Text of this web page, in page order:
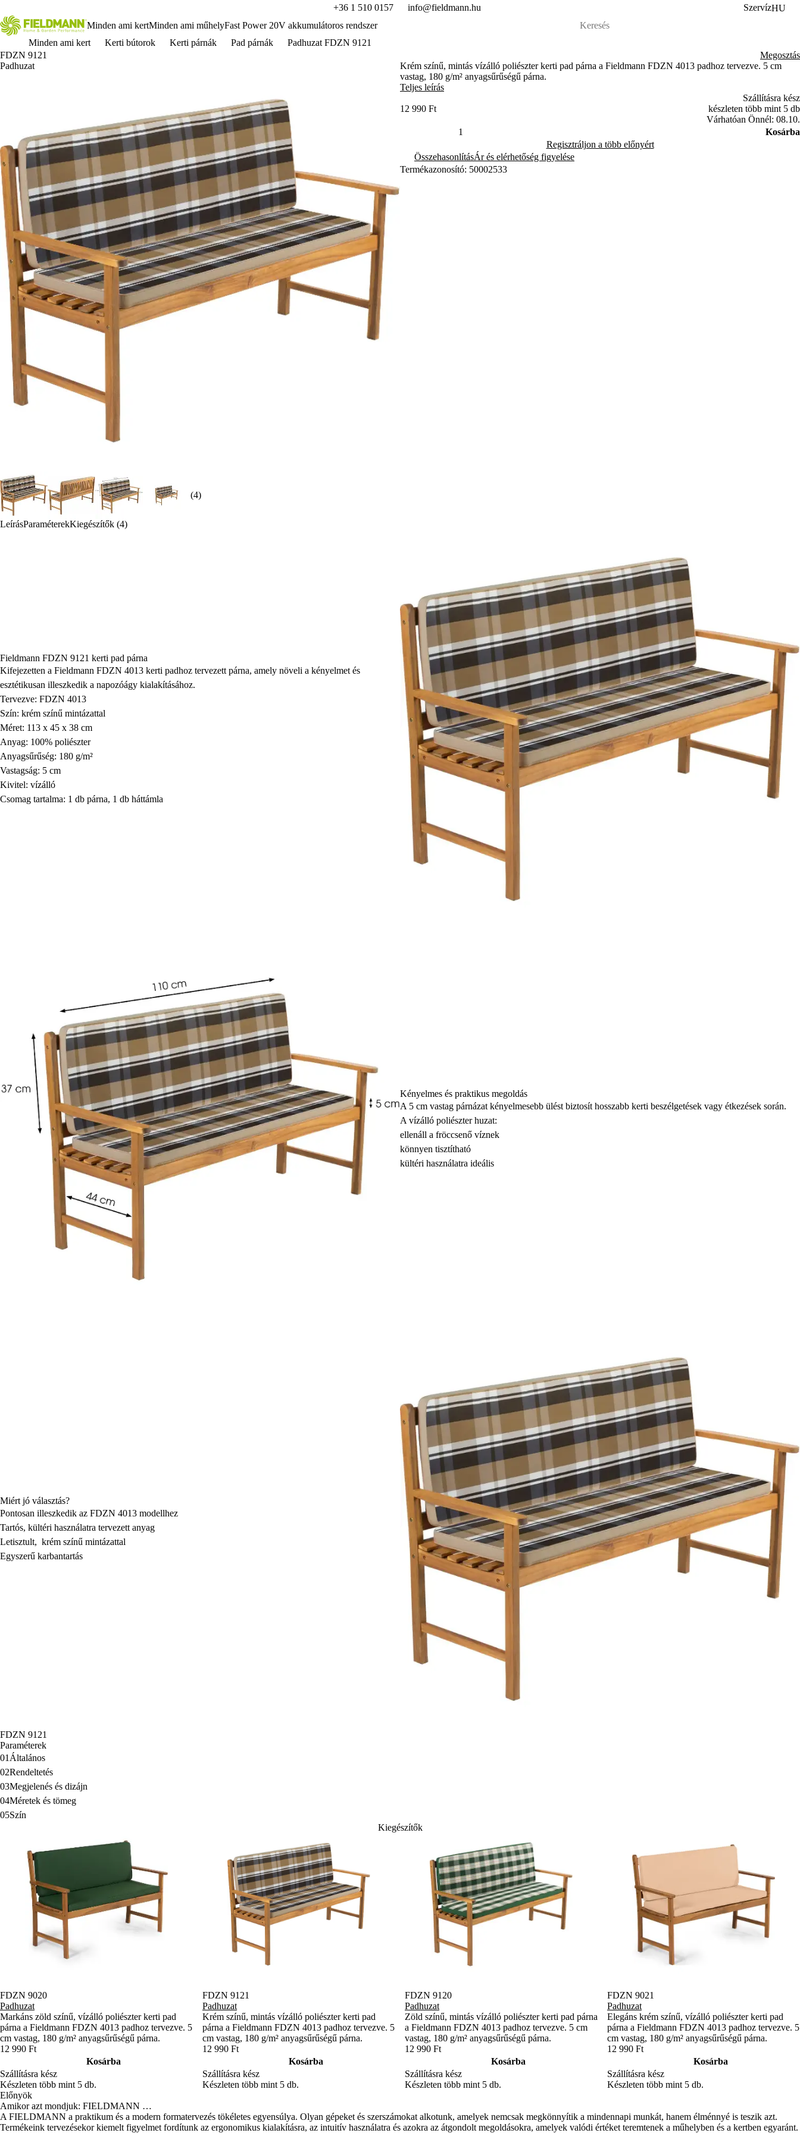
+36 1 510 0157 info@fieldmann.hu SzervízHU
Minden ami kertMinden ami műhelyFast Power 20V akkumulátoros rendszer
Minden ami kert
Kerti bútorok Kerti párnák Pad párnák
Padhuzat FDZN 9121
FDZN 9121
Padhuzat
(4)
Megosztás
Krém színű, mintás vízálló poliészter kerti pad párna a Fieldmann FDZN 4013 padhoz tervezve. 5 cm
vastag, 180 g/m² anyagsűrűségű párna.
Teljes leírás
12 990 Ft
Szállításra kész
készleten több mint 5 db
Várhatóan Önnél: 08.10.
Kosárba
Regisztráljon a több előnyért
ÖsszehasonlításÁr és elérhetőség figyelése
Termékazonosító: 50002533
LeírásParaméterekKiegészítők (4)
Fieldmann FDZN 9121 kerti pad párna
Kifejezetten a Fieldmann FDZN 4013 kerti padhoz tervezett párna, amely növeli a kényelmet és
esztétikusan illeszkedik a napozóágy kialakításához.
Tervezve: FDZN 4013
Szín: krém színű mintázattal
Méret: 113 x 45 x 38 cm
Anyag: 100% poliészter
Anyagsűrűség: 180 g/m²
Vastagság: 5 cm
Kivitel: vízálló
Csomag tartalma: 1 db párna, 1 db háttámla
Kényelmes és praktikus megoldás
A 5 cm vastag párnázat kényelmesebb ülést biztosít hosszabb kerti beszélgetések vagy étkezések során.
A vízálló poliészter huzat:
ellenáll a fröccsenő víznek
könnyen tisztítható
kültéri használatra ideális
Miért jó választás?
Pontosan illeszkedik az FDZN 4013 modellhez
Tartós, kültéri használatra tervezett anyag
Letisztult, krém színű mintázattal
Egyszerű karbantartás
FDZN 9121
Paraméterek
01 Általános
02Rendeltetés
03Megjelenés és dizájn
04Méretek és tömeg
05Szín
Kiegészítők
FDZN 9020
Padhuzat
Markáns zöld színű, vízálló poliészter kerti pad
párna a Fieldmann FDZN 4013 padhoz tervezve. 5
cm vastag, 180 g/m² anyagsűrűségű párna.
12 990 Ft
Kosárba
Szállításra kész
Készleten több mint 5 db.
FDZN 9121
Padhuzat
Krém színű, mintás vízálló poliészter kerti pad
párna a Fieldmann FDZN 4013 padhoz tervezve. 5
cm vastag, 180 g/m² anyagsűrűségű párna.
12 990 Ft
Kosárba
Szállításra kész
Készleten több mint 5 db.
FDZN 9120
Padhuzat
Zöld színű, mintás vízálló poliészter kerti pad párna
a Fieldmann FDZN 4013 padhoz tervezve. 5 cm
vastag, 180 g/m² anyagsűrűségű párna.
12 990 Ft
Kosárba
Szállításra kész
Készleten több mint 5 db.
FDZN 9021
Padhuzat
Elegáns krém színű, vízálló poliészter kerti pad
párna a Fieldmann FDZN 4013 padhoz tervezve. 5
cm vastag, 180 g/m² anyagsűrűségű párna.
12 990 Ft
Kosárba
Szállításra kész
Készleten több mint 5 db.
Előnyök
Amikor azt mondjuk: FIELDMANN …
A FIELDMANN a praktikum és a modern formatervezés tökéletes egyensúlya. Olyan gépeket és szerszámokat alkotunk, amelyek nemcsak megkönnyítik a mindennapi munkát, hanem élménnyé is teszik azt.
Termékeink tervezésekor kiemelt figyelmet fordítunk az ergonomikus kialakításra, az intuitív használatra és azokra az átgondolt megoldásokra, amelyek valódi értéket teremtenek a műhelyben és a kertben egyaránt.